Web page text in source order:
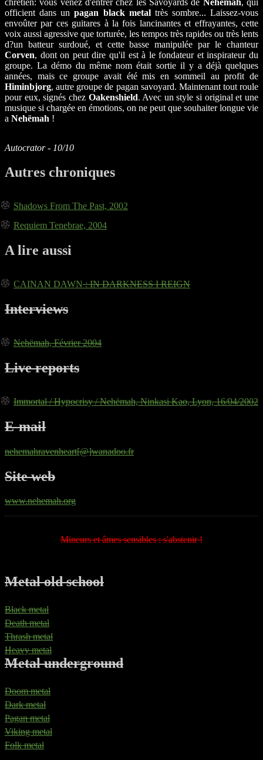
officient dans unpagan black metaltrès sombre... Laissez-vous
envoûter par ces guitares à la fois lancinantes et effrayantes, cette
voix aussi agressive que torturée, les tempos très rapides ou très lents
d?un batteur surdoué, et cette basse manipulée par le chanteur
Corven, dont on peut dire qu'il est à le fondateur et inspirateur du
groupe. La démo du même nom était sortie il y a déjà quelques
années, mais ce groupe avait été mis en sommeil au profit de
Himinbjorg, autre groupe de pagan savoyard. Maintenant tout roule
pour eux, signés chez Oakenshield. Avec un style si original et une
musique si chargée en émotions, on ne peut que souhaiter longue vie
a Nehëmah !
Autocrator - 10/10
Autres chroniques
Shadows From The Past, 2002
Requiem Tenebrae, 2004
A lire aussi
CAINAN DAWN: IN DARKNESS I REIGN
Interviews
Nehëmah, Février 2004
Live reports
Immortal / Hypocrisy / Nehëmah, Ninkasi Kao, Lyon, 16/04/2002
E-mail
nehemahravenheart[@]wanadoo.fr
Site web
www.nehemah.org
Mineurs et âmes sensibles : s'abstenir !
Metal old school
Black metal
Death metal
Thrash metal
Heavy metal
Metal underground
Doom metal
Dark metal
Pagan metal
Viking metal
Folk metal